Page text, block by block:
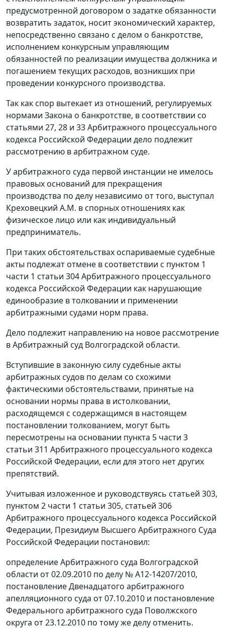
предусмотренной договором о задатке обязанности
возвратить задаток, носит экономический характер,
непосредственно связано с делом о банкротстве,
исполнением конкурсным управляющим
обязанностей по реализации имущества должника и
погашением текущих расходов, возникших при
проведении конкурсного производства.
Так как спор вытекает из отношений, регулируемых
нормами Закона о банкротстве, в соответствии со
статьями 27, 28 и 33 Арбитражного процессуального
кодекса Российской Федерации дело подлежит
рассмотрению в арбитражном суде.
У арбитражного суда первой инстанции не имелось
правовых оснований для прекращения
производства по делу независимо от того, выступал
Креховецкий А.М. в спорных отношениях как
физическое лицо или как индивидуальный
предприниматель.
При таких обстоятельствах оспариваемые судебные
акты подлежат отмене в соответствии с пунктом 1
части 1 статьи 304 Арбитражного процессуального
кодекса Российской Федерации как нарушающие
единообразие в толковании и применении
арбитражными судами норм права.
Дело подлежит направлению на новое рассмотрение
в Арбитражный суд Волгоградской области.
Вступившие в законную силу судебные акты
арбитражных судов по делам со схожими
фактическими обстоятельствами, принятые на
основании нормы права в истолковании,
расходящемся с содержащимся в настоящем
постановлении толкованием, могут быть
пересмотрены на основании пункта 5 части 3
статьи 311 Арбитражного процессуального кодекса
Российской Федерации, если для этого нет других
препятствий.
Учитывая изложенное и руководствуясь статьей 303,
пунктом 2 части 1 статьи 305, статьей 306
Арбитражного процессуального кодекса Российской
Федерации, Президиум Высшего Арбитражного Суда
Российской Федерации постановил:
определение Арбитражного суда Волгоградской
области от 02.09.2010 по делу № А12-14207/2010,
постановление Двенадцатого арбитражного
апелляционного суда от 07.10.2010 и постановление
Федерального арбитражного суда Поволжского
округа от 23.12.2010 по тому же делу отменить.